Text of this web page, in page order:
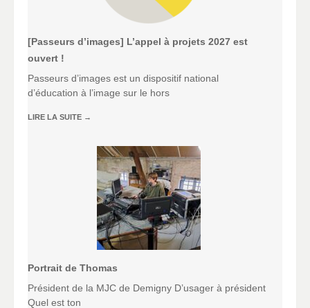
[Passeurs d’images] L’appel à projets 2027 est
ouvert !
Passeurs d’images est un dispositif national
d’éducation à l’image sur le hors
LIRE LA SUITE →
Portrait de Thomas
Président de la MJC de Demigny D’usager à président
Quel est ton